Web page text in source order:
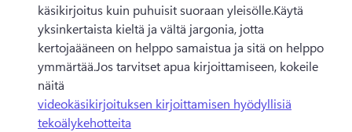
käsikirjoitus kuin puhuisit suoraan yleisölle.Käytä
yksinkertaista kieltä ja vältä jargonia, jotta
kertojaääneen on helppo samaistua ja sitä on helppo
ymmärtää.Jos tarvitset apua kirjoittamiseen, kokeile
näitä
videokäsikirjoituksen kirjoittamisen hyödyllisiä
tekoälykehotteita